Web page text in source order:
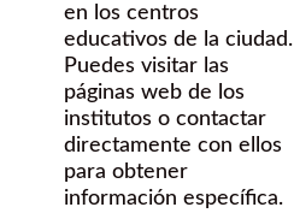
en los centros
educativos de la ciudad.
Puedes visitar las
páginas web de los
institutos o contactar
directamente con ellos
para obtener
información específica.